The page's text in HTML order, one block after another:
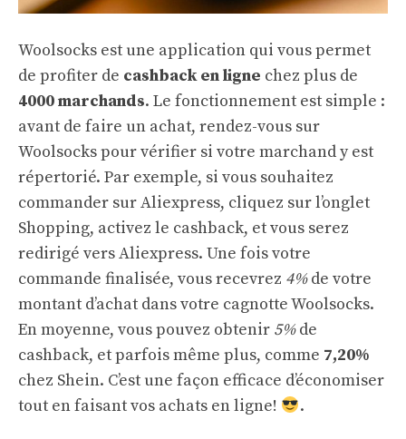
Woolsocks est une application qui vous permet
de profiter de cashback en ligne chez plus de
4000 marchands. Le fonctionnement est simple :
avant de faire un achat, rendez-vous sur
Woolsocks pour vérifier si votre marchand y est
répertorié. Par exemple, si vous souhaitez
commander sur Aliexpress, cliquez sur l’onglet
Shopping, activez le cashback, et vous serez
redirigé vers Aliexpress. Une fois votre
commande finalisée, vous recevrez 4%de votre
montant d’achat dans votre cagnotte Woolsocks.
En moyenne, vous pouvez obtenir 5%de
cashback, et parfois même plus, comme 7,20%
chez Shein. C’est une façon efficace d’économiser
tout en faisant vos achats en ligne!
.